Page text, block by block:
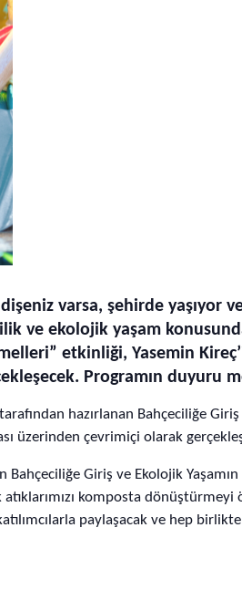
varsa, şehirde yaşıyor
ve ekolojik yaşam
etkinliği, Yasemin
Programın duyuru
hazırlanan Bahçeciliğe Giriş
üzerinden çevrimiçi olarak
Giriş ve Ekolojik Yaşamın
komposta dönüştürmeyi
paylaşacak ve hep